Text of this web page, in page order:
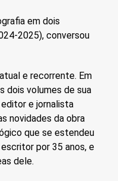
em dois
2025), conversou
e recorrente. Em
dois volumes de sua
e jornalista
novidades da obra
que se estendeu
por 35 anos, e
dele.